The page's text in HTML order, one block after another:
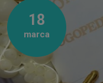
18
marca